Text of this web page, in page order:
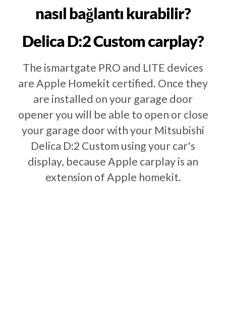
nasıl bağlantı kurabilir?
Delica D:2 Custom carplay?
The ismartgate PRO and LITE devices
are Apple Homekit certified. Once they
are installed on your garage door
opener you will be able to open or close
your garage door with your Mitsubishi
Delica D:2 Custom using your car's
display, because Apple carplay is an
extension of Apple homekit.